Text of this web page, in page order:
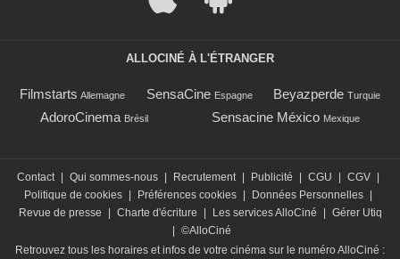
ALLOCINÉ À L'ÉTRANGER
Filmstarts Allemagne SensaCine Espagne Beyazperde Turquie
AdoroCinema Brésil Sensacine México Mexique
Contact Qui sommes-nous Recrutement Publicité CGU CGV
Politique de cookies
Préférences cookies Données Personnelles
Revue de presse
Charte d'écriture Les services AlloCiné
Gérer Utiq
©AlloCiné
Retrouvez tous les horaires et infos de votre cinéma sur le numéro AlloCiné :